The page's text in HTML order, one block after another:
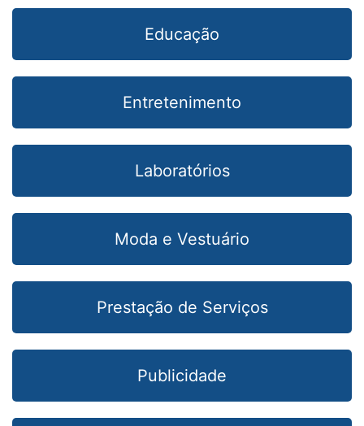
Educação
Entretenimento
Laboratórios
Moda e Vestuário
Prestação de Serviços
Publicidade